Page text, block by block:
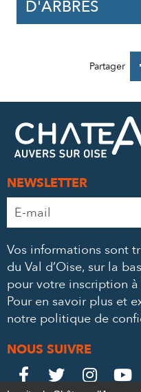
D'ARBRES
Partager
NEWSLETTER
Adresse
e-
*
Vos informations sont
du Val d’Oise, sur la
pour votre inscription
Pour en savoir plus et
notre politique de
NOUS SUIVRE
Le
 Le
 Le
 Le
